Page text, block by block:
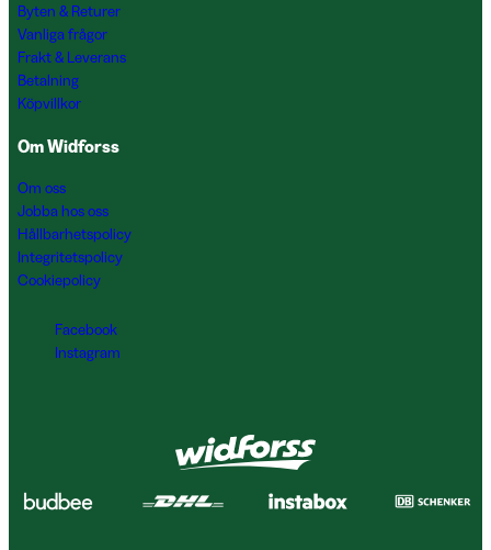
Byten & Returer
Vanliga frågor
Frakt & Leverans
Betalning
Köpvillkor
Om Widforss
Om oss
Jobba hos oss
Hållbarhetspolicy
Integritetspolicy
Cookiepolicy
Facebook
Instagram